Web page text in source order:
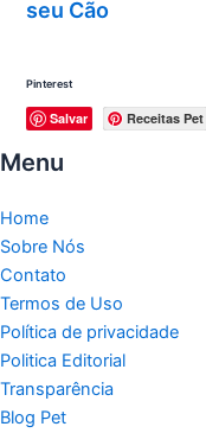
seu Cão
Pinterest
Salvar Receitas Pet
Menu
Home
Sobre Nós
Contato
Termos de Uso
Política de privacidade
Politica Editorial
Transparência
Blog Pet